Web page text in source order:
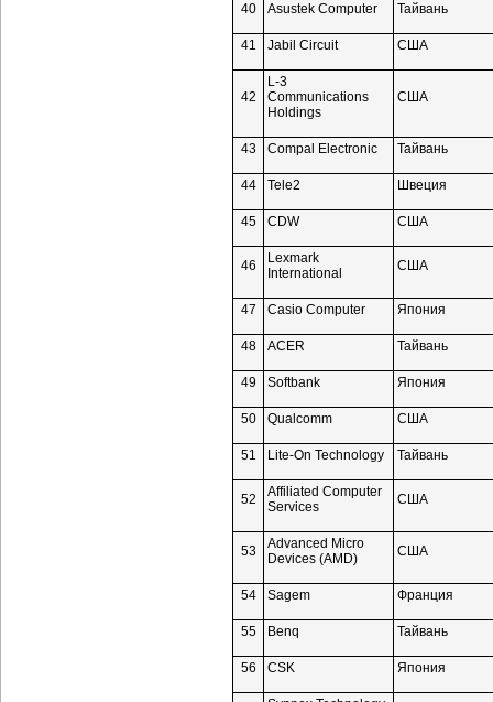
40 Asustek Computer Тайвань
41 Jabil Circuit США
42
L-3
Communications
Holdings
США
43 Compal Electronic Тайвань
44 Tele2 Швеция
45 CDW США
46
Lexmark
International
США
47 Casio Computer Япония
48 ACER Тайвань
49 Softbank Япония
50 Qualcomm США
51 Lite-On Technology Тайвань
52
Affiliated Computer
Services
США
53
Advanced Micro
Devices (AMD)
США
54 Sagem Франция
55 Benq Тайвань
56 CSK Япония